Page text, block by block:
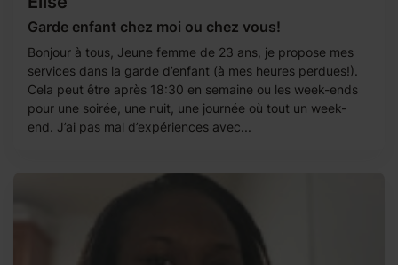
Garde enfant chez moi ou chez vous!
Bonjour à tous, Jeune femme de 23 ans, je propose mes
services dans la garde d’enfant (à mes heures perdues!).
Cela peut être après 18:30 en semaine ou les week-ends
pour une soirée, une nuit, une journée où tout un week-
end. J’ai pas mal d’expériences avec...